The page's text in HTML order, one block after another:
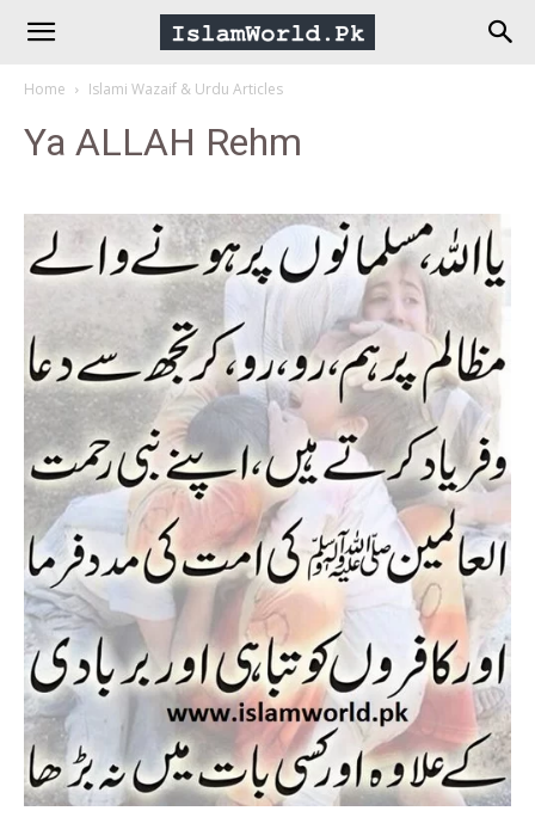
IslamWorld.pk
Religion
Peace
Home Islami Wazaif & Urdu Articles
Ya ALLAH Rehm